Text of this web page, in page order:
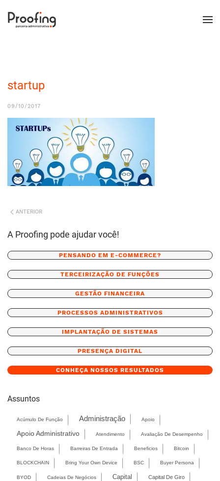
startup
09/10/2017
ANTERIOR
A Proofing pode ajudar você!
PENSANDO EM E-COMMERCE?
TERCEIRIZAÇÃO DE FUNÇÕES
GESTÃO FINANCEIRA
PROCESSOS ADMINISTRATIVOS
IMPLANTAÇÃO DE SISTEMAS
PRESENÇA DIGITAL
CONHEÇA NOSSOS RESULTADOS
Assuntos
Acúmulo De Função Administração Apoio
Apoio Administrativo Atendimento Avaliação De Desempenho
Banco De Horas Barreiras De Entrada Beneficios Bitcoin
BLOCKCHAIN Bring Your Own Device BSC Buyer Persona
BYOD Cadeias De Negócios Capital Capital De Giro